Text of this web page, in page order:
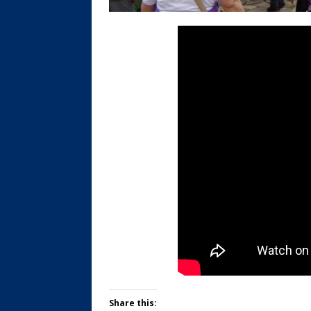
Share this: